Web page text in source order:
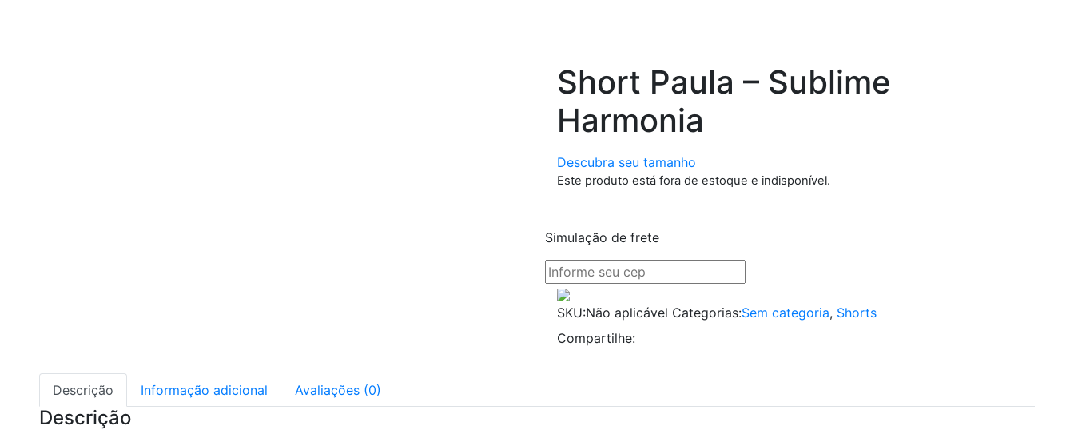
Short Paula – Sublime
Harmonia
Descubra seu tamanho
Este produto está fora de estoque e indisponível.
Simulação de frete
SKU:Não aplicável Categorias:Sem categoria, Shorts
Compartilhe:
Descrição Informação adicional Avaliações (0)
Descrição